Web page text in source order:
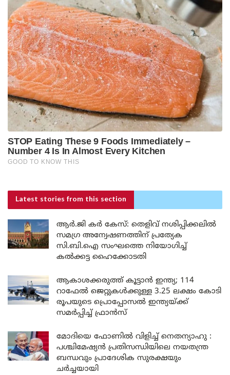
Latest stories from this section
ആർ.ജി കർ കേസ്: തെളിവ് നശിപ്പിക്കലിൽ
സമഗ്ര അന്വേഷണത്തിന് പ്രത്യേക
സി.ബി.ഐ സംഘത്തെ നിയോഗിച്ച്
കൽക്കട്ട ഹൈക്കോടതി
ആകാശക്കരുത്ത് കൂട്ടാൻ ഇന്ത്യ; 114
റാഫേൽ ജെറ്റുകൾക്കുള്ള 3.25 ലക്ഷം കോടി
രൂപയുടെ പ്രൊപ്പോസൽ ഇന്ത്യയ്ക്ക്
സമർപ്പിച്ച് ഫ്രാൻസ്
മോദിയെ ഫോണിൽ വിളിച്ച് നെതന്യാഹു :
പശ്ചിമേഷ്യൻ പ്രതിസന്ധിയിലെ നയതന്ത്ര
ബന്ധവും പ്രാദേശിക സുരക്ഷയും
ചർച്ചയായി